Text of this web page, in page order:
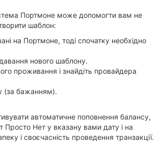
Портмоне може допомогти вам не
шаблон:
на Портмоне, тоді спочатку необхідно
нового шаблону.
проживання і знайдіть провайдера
(за бажанням).
автоматичне поповнення балансу,
Просто Нет у вказану вами дату і на
і своєчасність проведення транзакції.